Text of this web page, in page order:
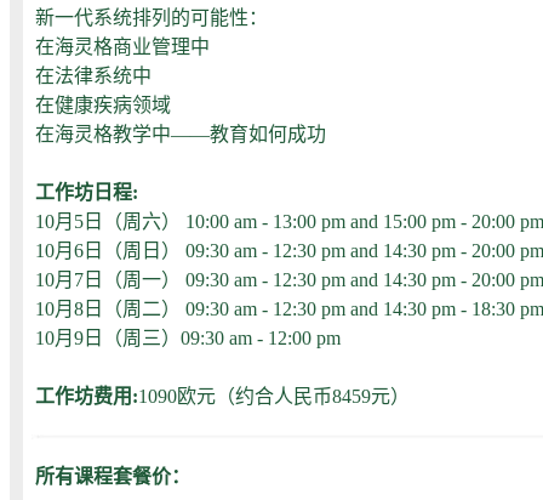
新一代系统排列的可能性：
在海灵格商业管理中
在法律系统中
在健康疾病领域
在海灵格教学中——教育如何成功
工作坊日程:
10月5日（周六） 10:00 am - 13:00 pm and 15:00 pm - 20:00 pm
10月6日（周日） 09:30 am - 12:30 pm and 14:30 pm - 20:00 pm
10月7日（周一） 09:30 am - 12:30 pm and 14:30 pm - 20:00 pm
10月8日（周二） 09:30 am - 12:30 pm and 14:30 pm - 18:30
10月9日（周三）09:30 am - 12:00 pm
工作坊费用:1090欧元（约合人民币8459元）
所有课程套餐价：